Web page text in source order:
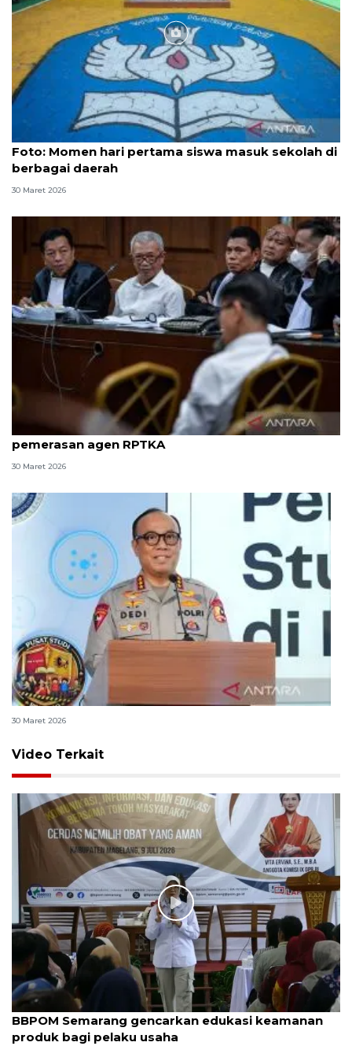
Foto: Momen hari pertama siswa masuk sekolah di
berbagai daerah
30 Maret 2026
8 ASN Kemenaker hadapi sidang tuntutan kasus
pemerasan agen RPTKA
30 Maret 2026
Polri bangun Laboratorium Sosial Sains Kepolisian
30 Maret 2026
Video Terkait
BBPOM Semarang gencarkan edukasi keamanan
produk bagi pelaku usaha